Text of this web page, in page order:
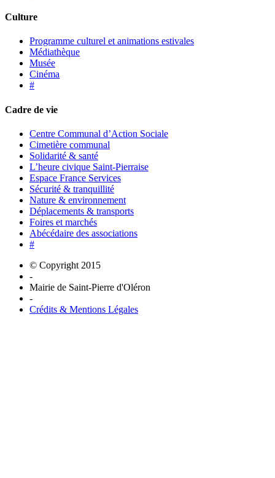
Culture
Programme culturel et animations estivales
Médiathèque
Musée
Cinéma
#
Cadre de vie
Centre Communal d’Action Sociale
Cimetière communal
Solidarité & santé
L’heure civique Saint-Pierraise
Espace France Services
Sécurité & tranquillité
Nature & environnement
Déplacements & transports
Foires et marchés
Abécédaire des associations
#
© Copyright 2015
-
Mairie de Saint-Pierre d'Oléron
-
Crédits & Mentions Légales